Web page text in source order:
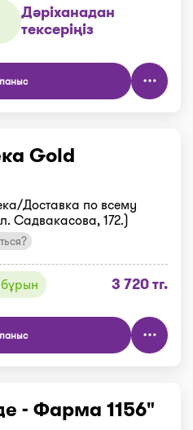
Дәріханадан
тексеріңіз
Gold
Доставка по всему
Садвакасова, 172.)
3 720 тг.
- Фарма 1156"